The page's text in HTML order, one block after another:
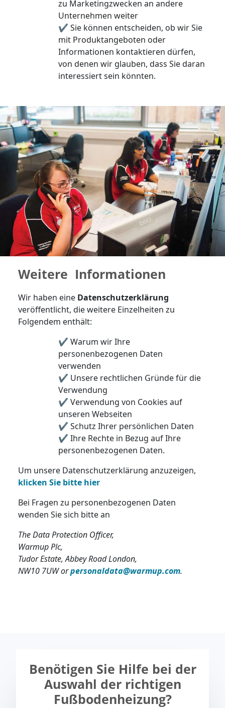
zu Marketingzwecken an andere
Unternehmen weiter
✔ Sie können entscheiden, ob wir Sie
mit Produktangeboten oder
Informationen kontaktieren dürfen,
von denen wir glauben, dass Sie daran
interessiert sein könnten.
Weitere Informationen
Wir haben eine Datenschutzerklärung
veröffentlicht, die weitere Einzelheiten zu
Folgendem enthält:
✔ Warum wir Ihre
personenbezogenen Daten
verwenden
✔ Unsere rechtlichen Gründe für die
Verwendung
✔ Verwendung von Cookies auf
unseren Webseiten
✔ Schutz Ihrer persönlichen Daten
✔ Ihre Rechte in Bezug auf Ihre
personenbezogenen Daten.
Um unsere Datenschutzerklärung anzuzeigen,
klicken Sie bitte hier
Bei Fragen zu personenbezogenen Daten
wenden Sie sich bitte an
The Data Protection Officer,
Warmup Plc,
Tudor Estate, Abbey Road London,
NW10 7UW orpersonaldata@warmup.com.
Benötigen Sie Hilfe bei der
Auswahl der richtigen
Fußbodenheizung?